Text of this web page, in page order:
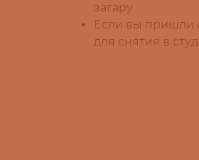
загару
Если вы пришли
для снятия в